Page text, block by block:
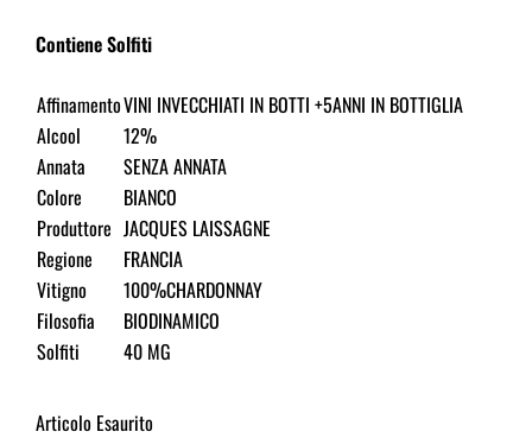
Contiene Solfiti
AffinamentoVINI INVECCHIATI IN BOTTI +5ANNI IN BOTTIGLIA
Alcool
12%
Annata
SENZA ANNATA
Colore
BIANCO
Produttore JACQUES LAISSAGNE
Regione
FRANCIA
Vitigno
100%CHARDONNAY
Filosofia
BIODINAMICO
Solfiti
40 MG
Articolo Esaurito